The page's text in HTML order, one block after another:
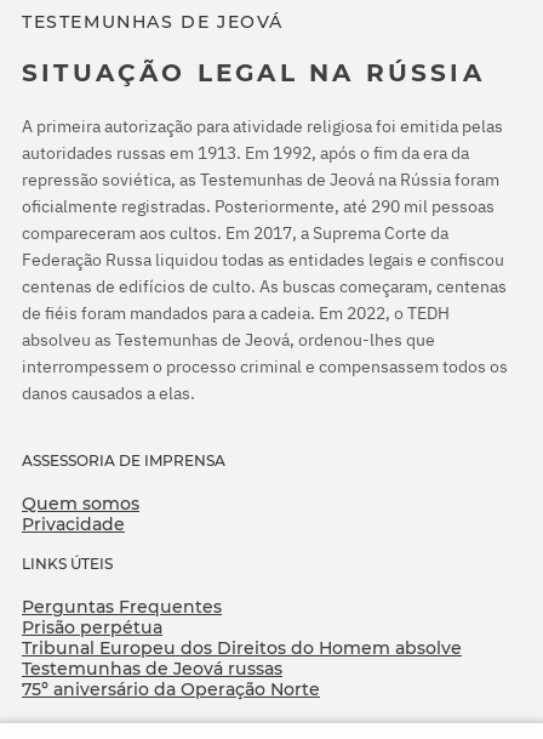
TESTEMUNHAS DE JEOVÁ
SITUAÇÃO LEGAL NA RÚSSIA
A primeira autorização para atividade religiosa foi emitida pelas
autoridades russas em 1913. Em 1992, após o fim da era da
repressão soviética, as Testemunhas de Jeová na Rússia foram
oficialmente registradas. Posteriormente, até 290 mil pessoas
compareceram aos cultos. Em 2017, a Suprema Corte da
Federação Russa liquidou todas as entidades legais e confiscou
centenas de edifícios de culto. As buscas começaram, centenas
de fiéis foram mandados para a cadeia. Em 2022, o TEDH
absolveu as Testemunhas de Jeová, ordenou-lhes que
interrompessem o processo criminal e compensassem todos os
danos causados a elas.
ASSESSORIA DE IMPRENSA
Quem somos
Privacidade
LINKS ÚTEIS
Perguntas Frequentes
Prisão perpétua
Tribunal Europeu dos Direitos do Homem absolve
Testemunhas de Jeová russas
75º aniversário da Operação Norte